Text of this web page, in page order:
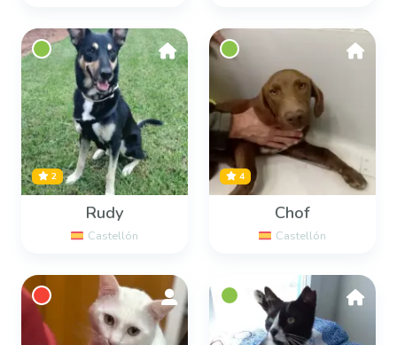
2
Rudy
Castellón
4
Chof
Castellón